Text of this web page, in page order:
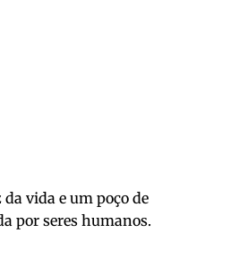
vida e um poço de
por seres humanos.